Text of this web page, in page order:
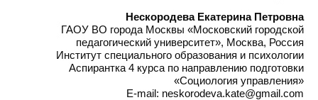
Нескородева Екатерина Петровна
ГАОУ ВО города Москвы «Московский городской
педагогический университет», Москва, Россия
Институт специального образования и психологии
Аспирантка 4 курса по направлению подготовки
«Социология управления»
E-mail: neskorodeva.kate@gmail.com